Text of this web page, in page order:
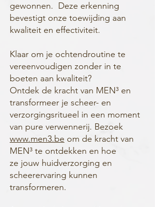
gewonnen. Deze erkenning
bevestigt onze toewijding aan
kwaliteit en effectiviteit.
Klaar om je ochtendroutine te
vereenvoudigen zonder in te
boeten aan kwaliteit?
Ontdek de kracht van MEN³ en
transformeer je scheer- en
verzorgingsritueel in een moment
van pure verwennerij. Bezoek
www.men3.be om de kracht van
MEN³ te ontdekken en hoe
ze jouw huidverzorging en
scheerervaring kunnen
transformeren.